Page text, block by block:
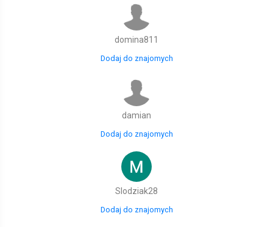
domina811
Dodaj do znajomych
damian
Dodaj do znajomych
Slodziak28
Dodaj do znajomych